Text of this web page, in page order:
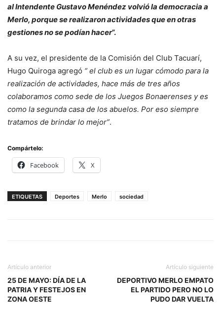
al Intendente Gustavo Menéndez volvió la democracia a
Merlo, porque se realizaron actividades que en otras
gestiones no se podían hacer”.
A su vez, el presidente de la Comisión del Club Tacuarí,
Hugo Quiroga agregó “ el club es un lugar cómodo para la
realización de actividades, hace más de tres años
colaboramos como sede de los Juegos Bonaerenses y es
como la segunda casa de los abuelos. Por eso siempre
tratamos de brindar lo mejor”.
Compártelo:
Facebook X
ETIQUETAS Deportes Merlo sociedad
Artículo anterior
25 DE MAYO: DÍA DE LA
PATRIA Y FESTEJOS EN
ZONA OESTE
Artículo siguiente
DEPORTIVO MERLO EMPATO
EL PARTIDO PERO NO LO
PUDO DAR VUELTA